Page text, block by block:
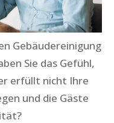
Gebäudereinigung
Sie das Gefühl,
erfüllt nicht Ihre
und die Gäste